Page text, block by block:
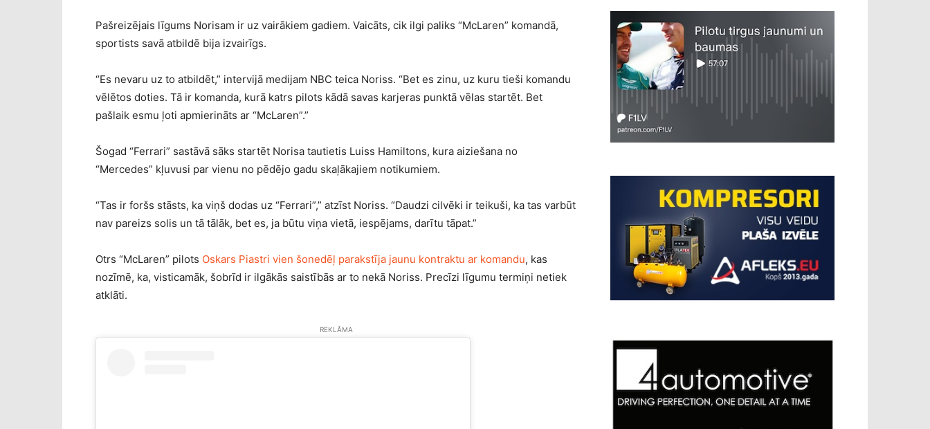
Pašreizējais līgums Norisam ir uz vairākiem gadiem. Vaicāts, cik ilgi paliks “McLaren” komandā,
sportists savā atbildē bija izvairīgs.
“Es nevaru uz to atbildēt,” intervijā medijam NBC teica Noriss. “Bet es zinu, uz kuru tieši komandu
vēlētos doties. Tā ir komanda, kurā katrs pilots kādā savas karjeras punktā vēlas startēt. Bet
pašlaik esmu ļoti apmierināts ar “McLaren”.”
Šogad “Ferrari” sastāvā sāks startēt Norisa tautietis Luiss Hamiltons, kura aiziešana no
“Mercedes” kļuvusi par vienu no pēdējo gadu skaļākajiem notikumiem.
“Tas ir foršs stāsts, ka viņš dodas uz “Ferrari”,” atzīst Noriss. “Daudzi cilvēki ir teikuši, ka tas varbūt
nav pareizs solis un tā tālāk, bet es, ja būtu viņa vietā, iespējams, darītu tāpat.”
Otrs “McLaren” pilots Oskars Piastri vien šonedēļ parakstīja jaunu kontraktu ar komandu, kas
nozīmē, ka, visticamāk, šobrīd ir ilgākās saistībās ar to nekā Noriss. Precīzi līgumu termiņi netiek
atklāti.
REKLĀMA